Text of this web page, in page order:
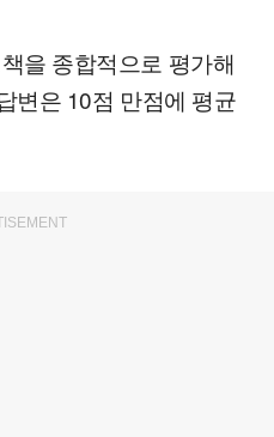
을 종합적으로 평가해
변은 10점 만점에 평균